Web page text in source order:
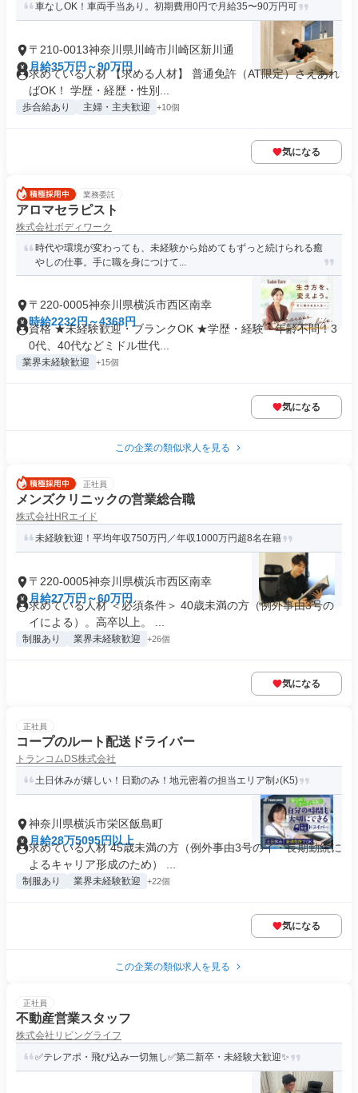
車なしOK！車両手当あり。初期費用0円で月給35〜90万円可
〒210-0013神奈川県川崎市川崎区新川通
月給35万円～90万円
求めている人材 【求める人材】 普通免許（AT限定）さえあれ
ばOK！ 学歴・経歴・性別...
歩合給あり 主婦・主夫歓迎 +10個
気になる
業務委託
アロマセラピスト
株式会社ボディワーク
時代や環境が変わっても、未経験から始めてもずっと続けられる癒
やしの仕事。手に職を身につけて...
〒220-0005神奈川県横浜市西区南幸
時給2232円～4368円
資格 ★未経験歓迎・ブランクOK ★学歴・経験・年齢不問！3
0代、40代などミドル世代...
業界未経験歓迎 +15個
気になる
この企業の類似求人を見る
正社員
メンズクリニックの営業総合職
株式会社HRエイド
未経験歓迎！平均年収750万円／年収1000万円超8名在籍
〒220-0005神奈川県横浜市西区南幸
月給27万円～60万円
求めている人材 ＜必須条件＞ 40歳未満の方（例外事由3号の
イによる）。高卒以上。 ...
制服あり 業界未経験歓迎 +26個
気になる
正社員
コープのルート配送ドライバー
トランコムDS株式会社
土日休みが嬉しい！日勤のみ！地元密着の担当エリア制♪(K5)
神奈川県横浜市栄区飯島町
月給28万5095円以上
求めている人材 45歳未満の方（例外事由3号のイ・長期勤続に
よるキャリア形成のため） ...
制服あり 業界未経験歓迎 +22個
気になる
この企業の類似求人を見る
正社員
不動産営業スタッフ
株式会社リビングライフ
✅テレアポ・飛び込み一切無し✅第二新卒・未経験大歓迎✨